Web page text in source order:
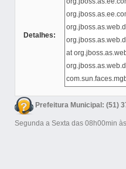
Detalhes:
Prefeitura Municipal: (51)
Segunda a Sexta das 08h00min